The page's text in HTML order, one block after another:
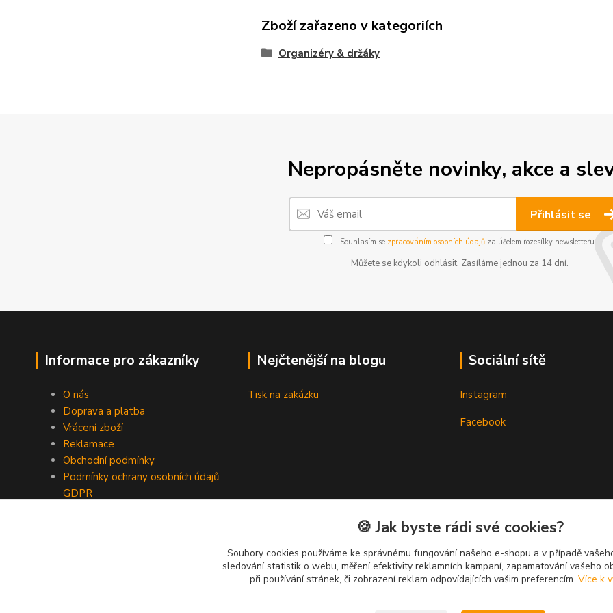
Zboží zařazeno v kategoriích
Organizéry & držáky
Nepropásněte novinky, akce a
Přihlásit se
Souhlasím se zpracováním osobních údajůza účelem rozesílky newsletteru.
Můžete se kdykoli odhlásit. Zasíláme jednou za 14 dní.
Informace pro zákazníky
O nás
Doprava a platba
Vrácení zboží
Reklamace
Obchodní podmínky
Podmínky ochrany osobních údajů
GDPR
Nejčtenější na blogu
Tisk na zakázku
Sociální sítě
Instagram
Facebook
🍪 Jak byste rádi své cookies?
Soubory cookies používáme ke správnému fungování našeho e-shopu a v případě
sledování statistik o webu, měření efektivity reklamních kampaní, zapamatování vašeho
při používání stránek, či zobrazení reklam odpovídajících vašim preferencím. Více k